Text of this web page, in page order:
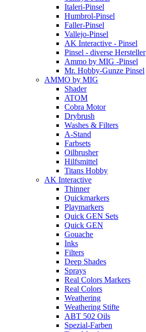
Italeri-Pinsel
Humbrol-Pinsel
Faller-Pinsel
Vallejo-Pinsel
AK Interactive - Pinsel
Pinsel - diverse Hersteller
Ammo by MIG -Pinsel
Mr. Hobby-Gunze Pinsel
AMMO by MIG
Shader
ATOM
Cobra Motor
Drybrush
Washes & Filters
A-Stand
Farbsets
Oilbrusher
Hilfsmittel
Titans Hobby
AK Interactive
Thinner
Quickmarkers
Playmarkers
Quick GEN Sets
Quick GEN
Gouache
Inks
Filters
Deep Shades
Sprays
Real Colors Markers
Real Colors
Weathering
Weathering Stifte
ABT 502 Oils
Spezial-Farben